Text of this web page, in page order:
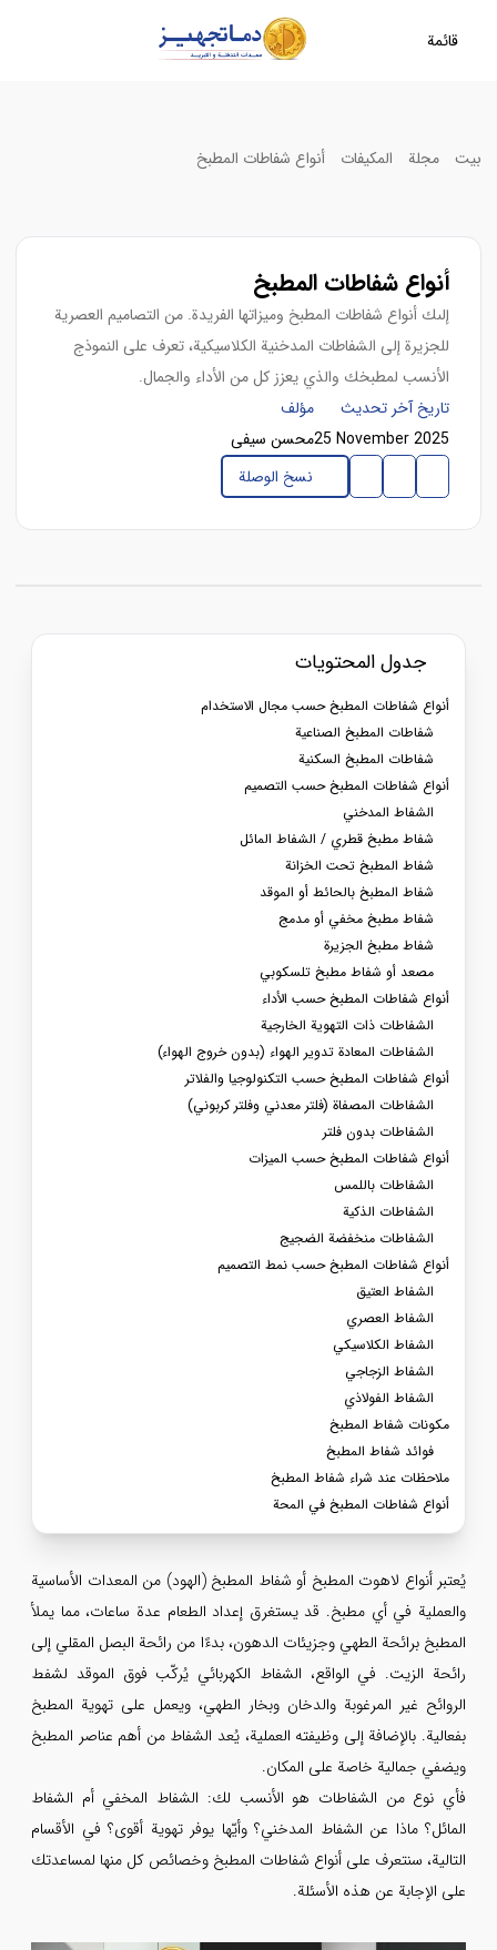
قائمة
بيت مجلة المکیفات أنواع شفاطات المطبخ
أنواع شفاطات المطبخ
إلىك أنواع شفاطات المطبخ وميزاتها الفريدة. من التصاميم العصرية
للجزيرة إلى الشفاطات المدخنية الكلاسيكية، تعرف على النموذج
الأنسب لمطبخك والذي يعزز كل من الأداء والجمال.
تاريخ آخر تحديث
25 November 2025
مؤلف
محسن سیفی
نسخ الوصلة
جدول المحتويات
أنواع شفاطات المطبخ حسب مجال الاستخدام
شفاطات المطبخ الصناعية
شفاطات المطبخ السكنية
أنواع شفاطات المطبخ حسب التصميم
الشفاط المدخني
شفاط مطبخ قطري / الشفاط المائل
شفاط المطبخ تحت الخزانة
شفاط المطبخ بالحائط أو الموقد
شفاط مطبخ مخفي أو مدمج
شفاط مطبخ الجزيرة
مصعد أو شفاط مطبخ تلسكوبي
أنواع شفاطات المطبخ حسب الأداء
الشفاطات ذات التهوية الخارجية
الشفاطات المعادة تدوير الهواء (بدون خروج الهواء)
أنواع شفاطات المطبخ حسب التكنولوجيا والفلاتر
الشفاطات المصفاة (فلتر معدني وفلتر كربوني)
الشفاطات بدون فلتر
أنواع شفاطات المطبخ حسب الميزات
الشفاطات باللمس
الشفاطات الذكية
الشفاطات منخفضة الضجيج
أنواع شفاطات المطبخ حسب نمط التصميم
الشفاط العتيق
الشفاط العصري
الشفاط الكلاسيكي
الشفاط الزجاجي
الشفاط الفولاذي
مكونات شفاط المطبخ
فوائد شفاط المطبخ
ملاحظات عند شراء شفاط المطبخ
أنواع شفاطات المطبخ في المحة
يُعتبر أنواع لاهوت المطبخ أو شفاط المطبخ (الهود) من المعدات الأساسية
والعملية في أي مطبخ. قد يستغرق إعداد الطعام عدة ساعات، مما يملأ
المطبخ برائحة الطهي وجزيئات الدهون، بدءًا من رائحة البصل المقلي إلى
رائحة الزيت. في الواقع، الشفاط الكهربائي يُركّب فوق الموقد لشفط
الروائح غير المرغوبة والدخان وبخار الطهي، ويعمل على تهوية المطبخ
بفعالية. بالإضافة إلى وظيفته العملية، يُعد الشفاط من أهم عناصر المطبخ
ويضفي جمالية خاصة على المكان.
فأي نوع من الشفاطات هو الأنسب لك: الشفاط المخفي أم الشفاط
المائل؟ ماذا عن الشفاط المدخني؟ وأيّها يوفر تهوية أقوى؟ في الأقسام
التالية، سنتعرف على أنواع شفاطات المطبخ وخصائص كل منها لمساعدتك
على الإجابة عن هذه الأسئلة.